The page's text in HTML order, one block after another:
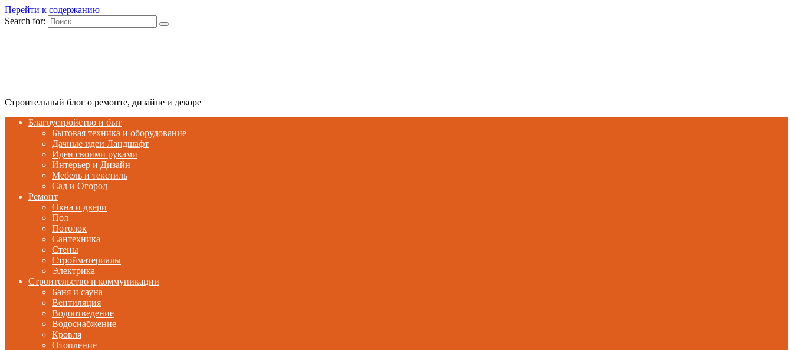
Перейти к содержанию
Search for:
Строительный блог о ремонте, дизайне и декоре
Благоустройство и быт
Бытовая техника и оборудование
Дачные идеи Ландшафт
Идеи своими руками
Интерьер и Дизайн
Мебель и текстиль
Сад и Огород
Ремонт
Окна и двери
Пол
Потолок
Сантехника
Стены
Стройматериалы
Электрика
Строительство и коммуникации
Баня и сауна
Вентиляция
Водоотведение
Водоснабжение
Кровля
Отопление